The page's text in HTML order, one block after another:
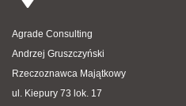
Agrade Consulting
Andrzej Gruszczyński
Rzeczoznawca Majątkowy
ul. Kiepury 73 lok. 17